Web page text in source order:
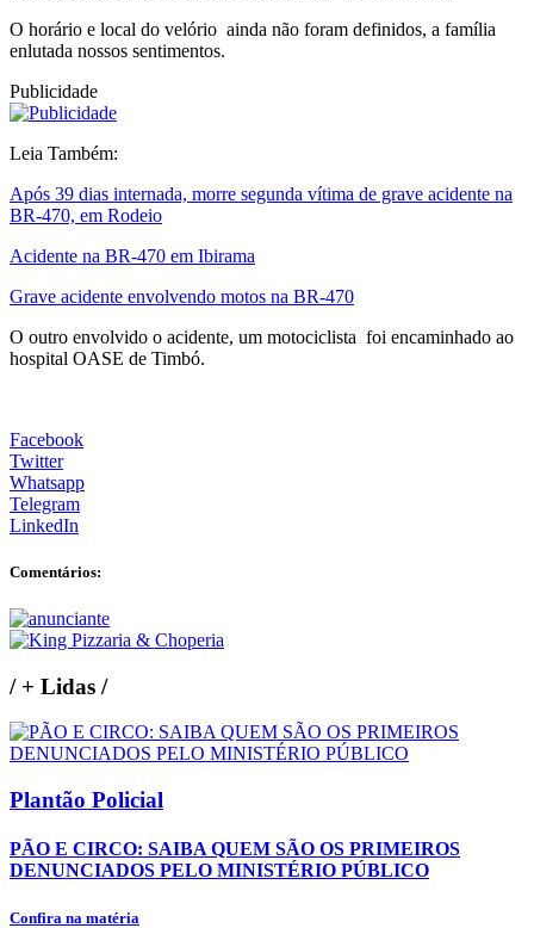
O horário e local do velório ainda não foram definidos, a família
enlutada nossos sentimentos.
Publicidade
Leia Também:
Após 39 dias internada, morre segunda vítima de grave acidente na
BR-470, em Rodeio
Acidente na BR-470 em Ibirama
Grave acidente envolvendo motos na BR-470
O outro envolvido o acidente, um motociclista foi encaminhado ao
hospital OASE de Timbó.
Facebook
Twitter
Whatsapp
Telegram
LinkedIn
Comentários:
/+ Lidas /
Plantão Policial
PÃO E CIRCO: SAIBA QUEM SÃO OS PRIMEIROS
DENUNCIADOS PELO MINISTÉRIO PÚBLICO
Confira na matéria